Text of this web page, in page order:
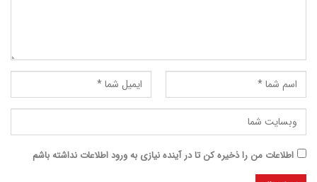
اطلاعات من را ذخیره کن تا در آینده نیازی به ورود اطلاعات نداشته باشم